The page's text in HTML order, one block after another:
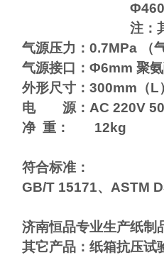
Φ460mm×330
注：其他尺
气源压力：0.7MPa （
气源接口：Φ6mm 聚
外形尺寸：300mm（L
电 源：AC 220V
净 重： 12kg
符合标准：
GB/T 15171、ASTM
济南恒品专业生产纸制
其它产品：纸箱抗压试